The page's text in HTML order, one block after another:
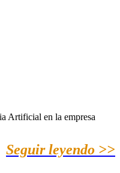
Artificial en la empresa
Seguir leyendo >>